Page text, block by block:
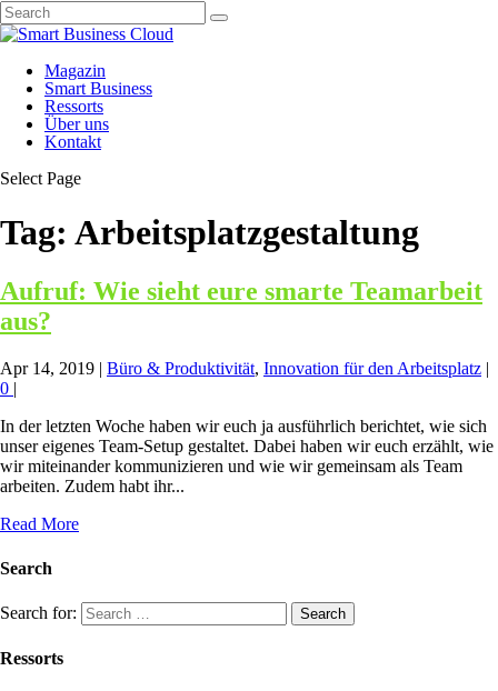
Magazin
Smart Business
Ressorts
Über uns
Kontakt
Select Page
Tag: Arbeitsplatzgestaltung
Aufruf: Wie sieht eure smarte Teamarbeit
aus?
Apr 14, 2019 | Büro & Produktivität, Innovation für den Arbeitsplatz |
0 |
In der letzten Woche haben wir euch ja ausführlich berichtet, wie sich
unser eigenes Team-Setup gestaltet. Dabei haben wir euch erzählt, wie
wir miteinander kommunizieren und wie wir gemeinsam als Team
arbeiten. Zudem habt ihr...
Read More
Search
Search for:
Ressorts